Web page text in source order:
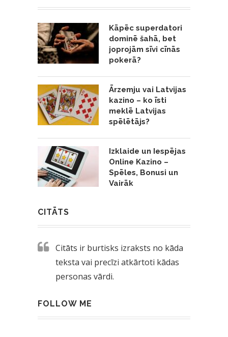
Kāpēc superdatori
dominē šahā, bet
joprojām sīvi cīnās
pokerā?
Ārzemju vai Latvijas
kazino – ko īsti
meklē Latvijas
spēlētājs?
Izklaide un Iespējas
Online Kazino –
Spēles, Bonusi un
Vairāk
CITĀTS
Citāts ir burtisks izraksts no kāda
teksta vai precīzi atkārtoti kādas
personas vārdi.
FOLLOW ME